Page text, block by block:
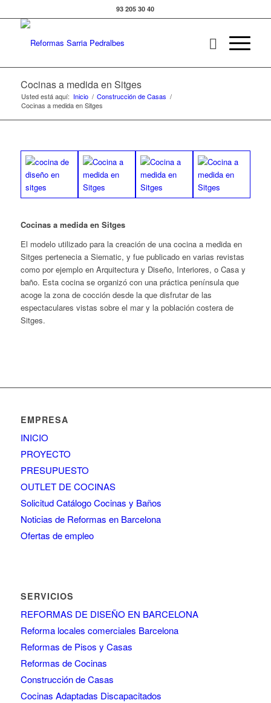
93 205 30 40
Cocinas a medida en Sitges
Usted está aquí: Inicio / Construcción de Casas /
Cocinas a medida en Sitges
Cocinas a medida en Sitges
El modelo utilizado para la creación de una cocina a medida en
Sitges pertenecia a Siematic, y fue publicado en varias revistas
como por ejemplo en Arquitectura y Diseño, Interiores, o Casa y
baño. Esta cocina se organizó con una práctica península que
acoge la zona de cocción desde la que disfrutar de las
espectaculares vistas sobre el mar y la población costera de
Sitges.
EMPRESA
INICIO
PROYECTO
PRESUPUESTO
OUTLET DE COCINAS
Solicitud Catálogo Cocinas y Baños
Noticias de Reformas en Barcelona
Ofertas de empleo
SERVICIOS
REFORMAS DE DISEÑO EN BARCELONA
Reforma locales comerciales Barcelona
Reformas de Pisos y Casas
Reformas de Cocinas
Construcción de Casas
Cocinas Adaptadas Discapacitados